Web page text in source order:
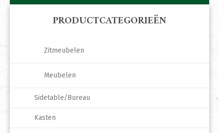
PRODUCTCATEGORIEËN
Zitmeubelen
Meubelen
Sidetable/Bureau
Kasten